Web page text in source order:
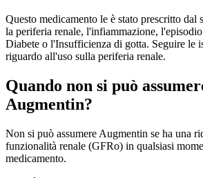
Questo medicamento le è stato prescritto dal
la periferia renale, l'infiammazione,
Diabete o l'Insufficienza di gotta. Seguire le
riguardo all'uso sulla periferia renale.
Quando non si può
Augmentin?
Non si può assumere Augmentin se ha una
funzionalità renale (GFRo) in qualsiasi
medicamento.